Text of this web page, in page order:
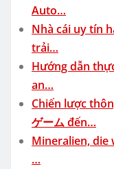
Auto…
Nhà cái uy tín
trải…
Hướng dẫn
an…
Chiến lược
ゲーム đến…
Mineralien, die
…